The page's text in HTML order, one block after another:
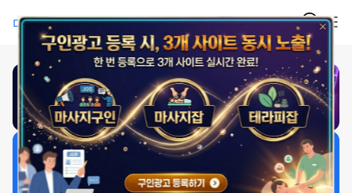
1
일자리 빠르게 찾기